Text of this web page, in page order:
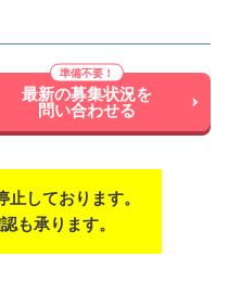
最新の募集状況を
問い合わせる
しております。
も承ります。